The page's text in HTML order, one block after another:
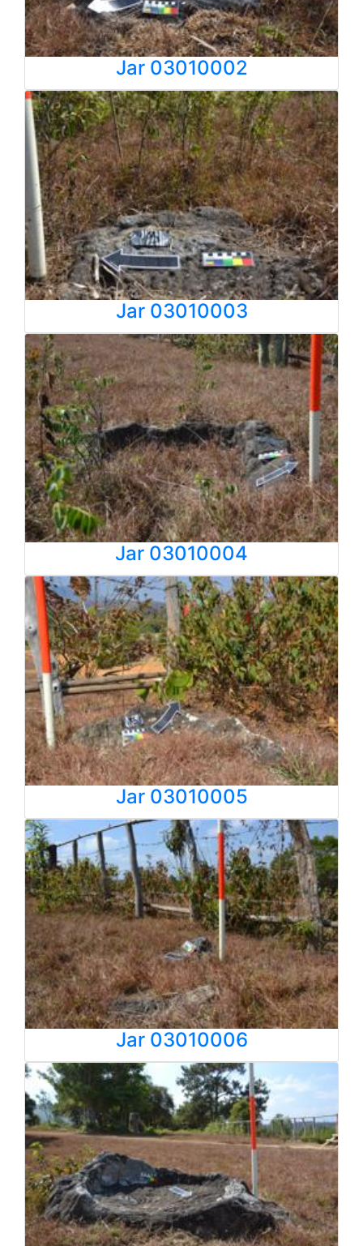
Jar 03010002
Jar 03010003
Jar 03010004
Jar 03010005
Jar 03010006